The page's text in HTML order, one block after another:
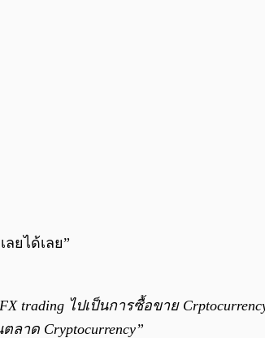
ลยได้เลย”
ไปเป็นการซื้อขาย
ลาด Cryptocurrency”